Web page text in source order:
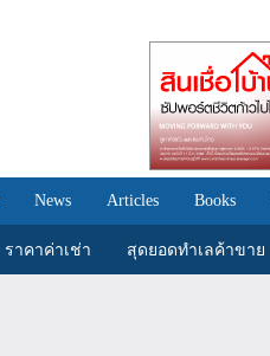
News Articles Books
ราคาค่าเช่า สุดยอดทำเลค้าขาย